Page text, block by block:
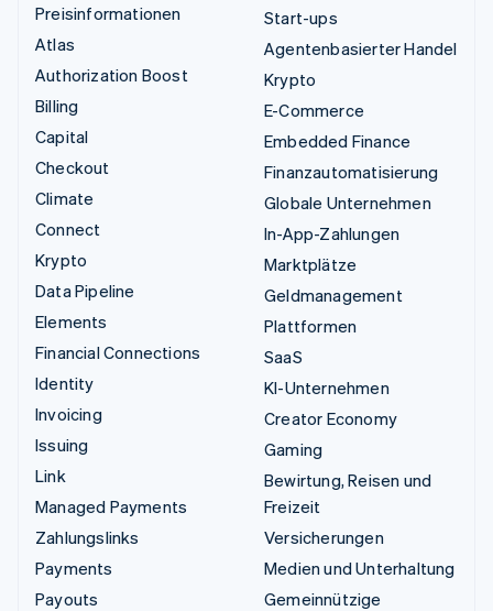
Preisinformationen
Atlas
Authorization Boost
Billing
Capital
Checkout
Climate
Connect
Krypto
Data Pipeline
Elements
Financial Connections
Identity
Invoicing
Issuing
Link
Managed Payments
Zahlungslinks
Payments
Payouts
Start-ups
Agentenbasierter Handel
Krypto
E-Commerce
Embedded Finance
Finanzautomatisierung
Globale Unternehmen
In-App-Zahlungen
Marktplätze
Geldmanagement
Plattformen
SaaS
KI-Unternehmen
Creator Economy
Gaming
Bewirtung, Reisen und
Freizeit
Versicherungen
Medien und Unterhaltung
Gemeinnützige